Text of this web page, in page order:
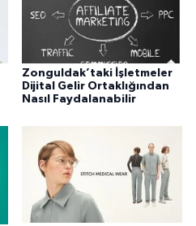
Zonguldak’taki İşletmeler
Dijital Gelir Ortaklığından
Nasıl Faydalanabilir